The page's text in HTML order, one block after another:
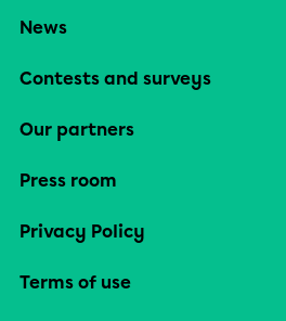
News
Contests and surveys
Our partners
Press room
Privacy Policy
Terms of use